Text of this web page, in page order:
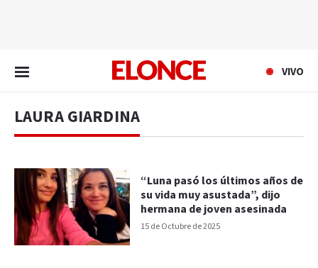
VIVO
LAURA GIARDINA
15 de Octubre de 2025
“Luna pasó los últimos años de
su vida muy asustada”, dijo
hermana de joven asesinada